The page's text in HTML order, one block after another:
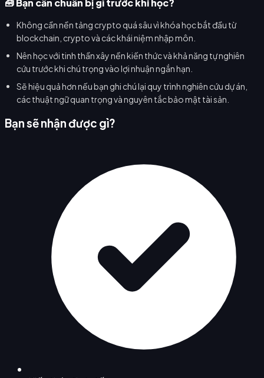
Không cần nền tảng crypto quá sâu vì khóa học bắt đầu từ
blockchain, crypto và các khái niệm nhập môn.
Nên học với tinh thần xây nền kiến thức và khả năng tự nghiên
cứu trước khi chú trọng vào lợi nhuận ngắn hạn.
Sẽ hiệu quả hơn nếu bạn ghi chú lại quy trình nghiên cứu dự án,
các thuật ngữ quan trọng và nguyên tắc bảo mật tài sản.
Bạn sẽ nhận được gì?